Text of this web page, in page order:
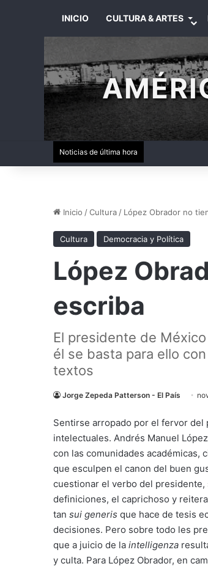
INICIO CULTURA & ARTES
Noticias de última hora
Inicio /Cultura / López Obrador no
Cultura Democracia y Política
López
escriba
El presidente de
él se basta para ello
textos
Jorge Zepeda Patterson - El País
Sentirse arropado por el fervor del
intelectuales. Andrés Manuel
con las comunidades académicas,
que esculpen el canon del buen
cuestionar el verbo del
definiciones, el caprichoso y
tan sui generis que hace de tesis
decisiones. Pero sobre todo les
que a juicio de la intelligenza
y culta. Para López Obrador, en